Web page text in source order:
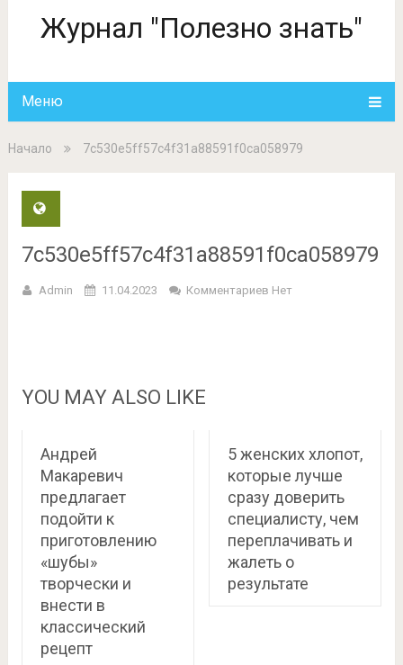
Журнал "Полезно знать"
Меню
Начало 7c530e5ff57c4f31a88591f0ca058979
7c530e5ff57c4f31a88591f0ca058979
Admin 11.04.2023 Комментариев Нет
YOU MAY ALSO LIKE
Андрей
Макаревич
предлагает
подойти к
приготовлению
«шубы»
творчески и
внести в
классический
рецепт
5 женских хлопот,
которые лучше
сразу доверить
специалисту, чем
переплачивать и
жалеть о
результате